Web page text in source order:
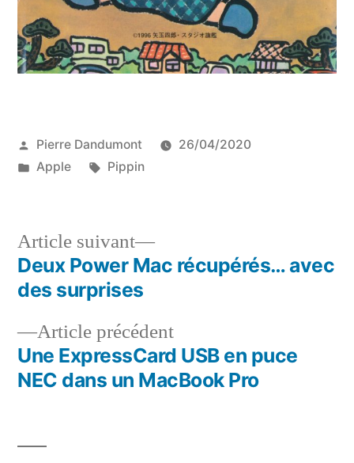
Publié
par
Pierre Dandumont
26/04/2020
Publié
Apple Étiquettes :
Pippin
Navigation
l’article
Article précédentArticle
précédent :
Une ExpressCard USB en puce
NEC dans un MacBook Pro
Article suivant
Article
suivant :
Deux Power Mac récupérés… avec
des surprises